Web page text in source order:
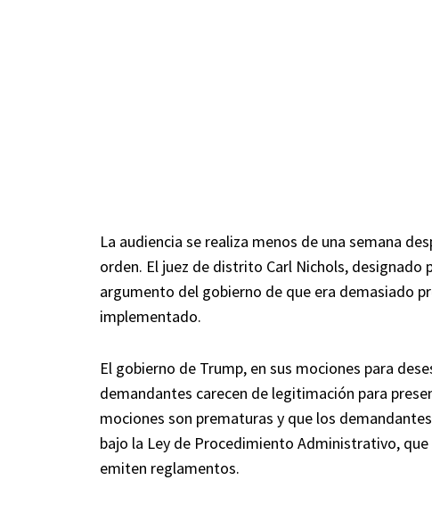
La audiencia se realiza menos de una semana
orden. El juez de distrito Carl Nichols, designado
argumento del gobierno de que era demasiado
implementado.
El gobierno de Trump, en sus mociones para
demandantes carecen de legitimación para
mociones son prematuras y que los
bajo la Ley de Procedimiento Administrativo,
emiten reglamentos.